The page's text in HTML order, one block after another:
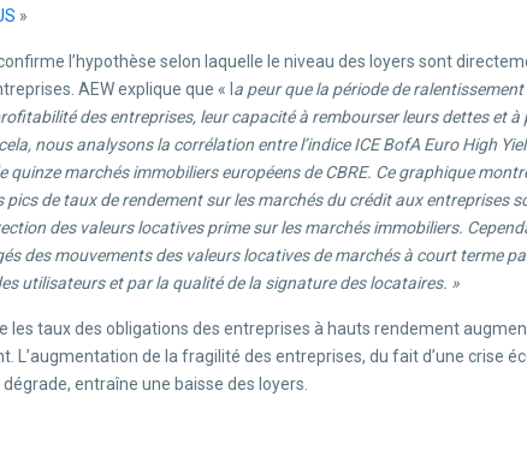
»
l’hypothèse selon laquelle le niveau des loyers sont
AEW explique que « l a peur que la période de
des entreprises, leur capacité à rembourser leurs dettes et à
nous analysons la corrélation entre l’indice ICE BofA Euro High
quinze marchés immobiliers européens de CBRE. Ce graphique
pics de taux de rendement sur les marchés du crédit aux entreprises
des valeurs locatives prime sur les marchés immobiliers.
des mouvements des valeurs locatives de marchés à court terme
utilisateurs et par la qualité de la signature des locataires. »
les taux des obligations des entreprises à hauts rendement
L’augmentation de la fragilité des entreprises, du fait d’une crise
entraîne une baisse des loyers.